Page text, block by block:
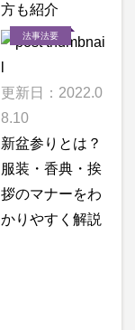
方も紹介
法事法要
更新日：2022.0
8.10
新盆参りとは？
服装・香典・挨
拶のマナーをわ
かりやすく解説